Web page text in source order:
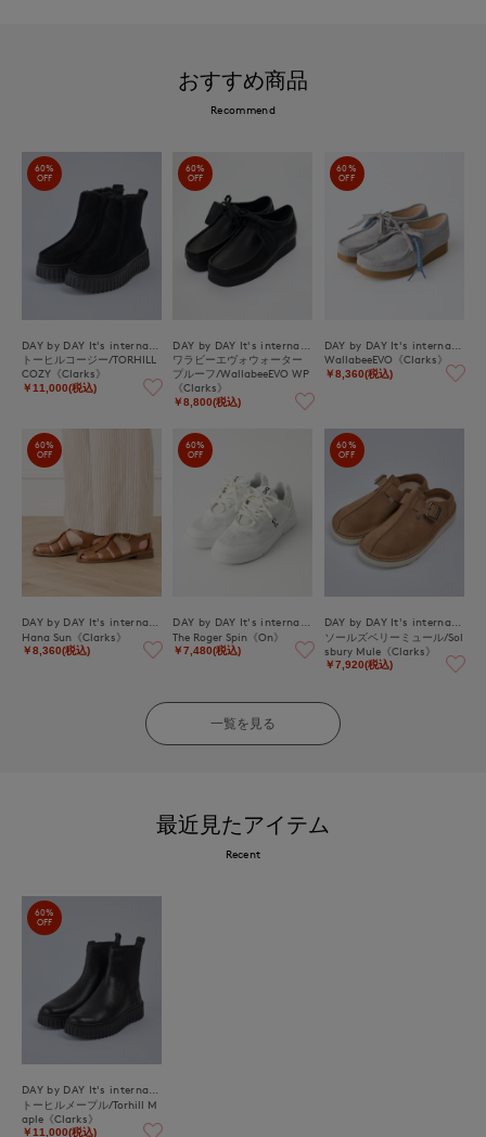
おすすめ商品
Recommend
60%
OFF
トーヒルコージー/TORHILL
COZY《Clarks》
￥11,000(税込)
60%
OFF
ワラビーエヴォウォーター
プルーフ/WallabeeEVO WP
《Clarks》
￥8,800(税込)
60%
OFF
WallabeeEVO《Clarks》
￥8,360(税込)
60%
OFF
Hana Sun《Clarks》
￥8,360(税込)
60%
OFF
The Roger Spin《On》
￥7,480(税込)
60%
OFF
ソールズベリーミュール/Sol
sbury Mule《Clarks》
￥7,920(税込)
一覧を見る
最近見たアイテム
Recent
60%
OFF
トーヒルメープル/Torhill M
aple《Clarks》
￥11,000(税込)